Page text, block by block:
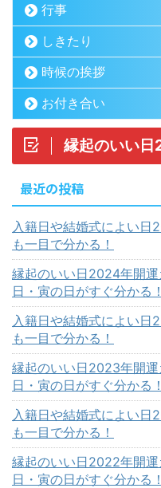
行事
しきたり
時候の挨拶
お付き合い
縁起のいい
最近の投稿
入籍日や結婚式によい
も一目で分かる！
縁起のいい日2024年開
日・寅の日がすぐ分かる！
入籍日や結婚式によい
も一目で分かる！
縁起のいい日2023年開
日・寅の日がすぐ分かる！
入籍日や結婚式によい
も一目で分かる！
縁起のいい日2022年開
日・寅の日がすぐ分かる！